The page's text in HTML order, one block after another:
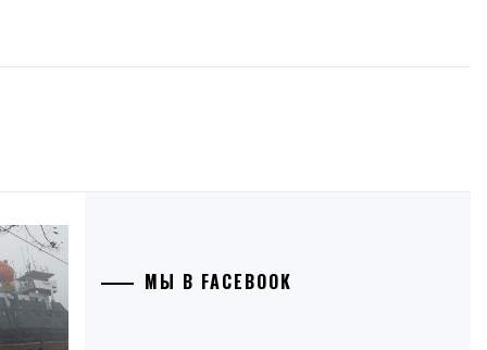
МЫ В FACEBOOK